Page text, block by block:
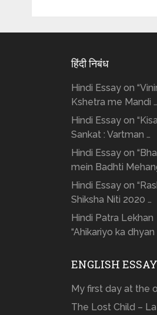
हिंदी निबंध
Hindi Essay on
Kshetra me Mandi …
Hindi Essay on
Sankat : Vartman …
Hindi Essay on
mein Badhti
Hindi Essay on
Shiksha Niti 2020 …
Hindi Patra Lekhan
“Ahikariyo ka dhyan
ENGLISH
My first day at the
The Lost Child –